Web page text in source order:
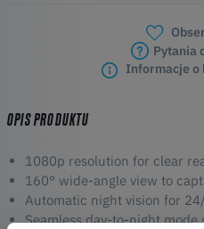
Pytania
Informacje o
OPIS PRODUKTU
1080p resolution for clear
160° wide-angle view to
Automatic night vision for
Seamless day-to-night mode